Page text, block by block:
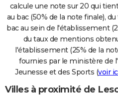
calcule une note sur 20 qui
au bac (50% de la note finale),
bac au sein de l'établissement
du taux de mentions
l'établissement (25% de la
fournies par le ministère de
Jeunesse et des Sports (voir
Villes à proximité de